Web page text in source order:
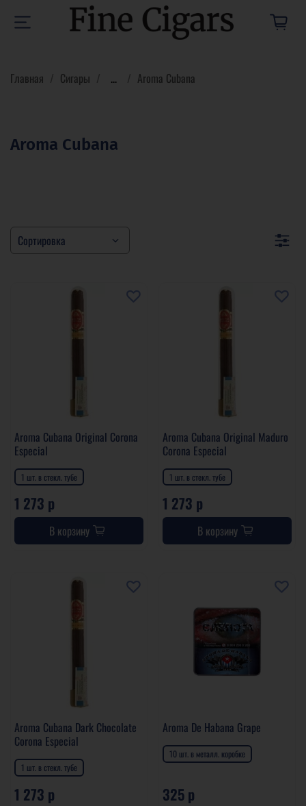
Главная Сигары ... Aroma Cubana
Aroma Cubana
Aroma Cubana Original Corona
Especial
1 шт. в стекл. тубе
1 273 р
В корзину
Aroma Cubana Original Maduro
Corona Especial
1 шт. в стекл. тубе
1 273 р
В корзину
Aroma Cubana Dark Chocolate
Corona Especial
1 шт. в стекл. тубе
1 273 р
Aroma De Habana Grape
10 шт. в металл. коробке
325 р